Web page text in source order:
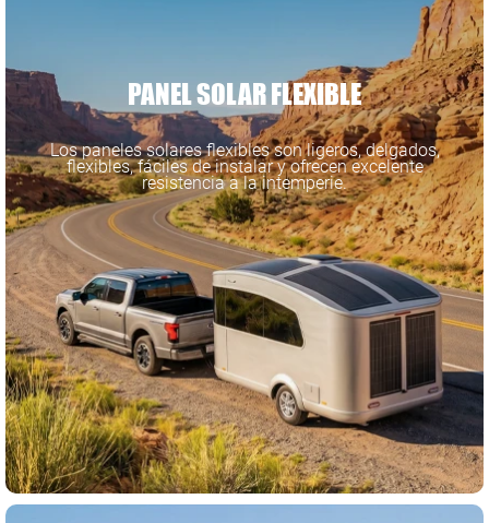
PANEL SOLAR FLEXIBLE
Los paneles solares flexibles son ligeros, delgados,
flexibles, fáciles de instalar y ofrecen excelente
resistencia a la intemperie.